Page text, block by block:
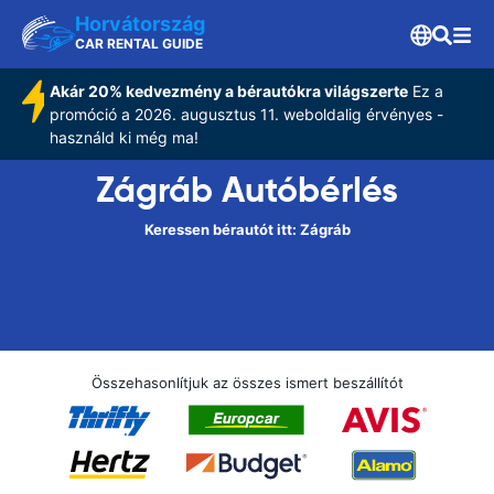
Horvátország
CAR RENTAL GUIDE
Akár 20% kedvezmény a bérautókra világszerteEz a
promóció a 2026. augusztus 11. weboldalig érvényes -
használd ki még ma!
Zágráb Autóbérlés
Keressen bérautót itt: Zágráb
Összehasonlítjuk az összes ismert beszállítót